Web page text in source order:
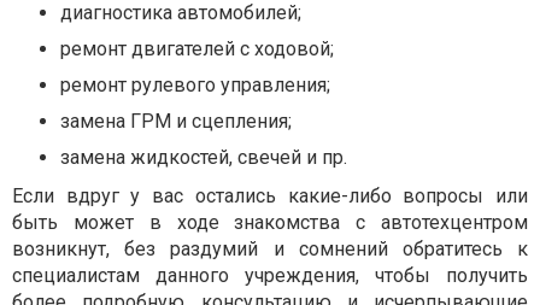
диагностика автомобилей;
ремонт двигателей с ходовой;
ремонт рулевого управления;
замена ГРМ и сцепления;
замена жидкостей, свечей и пр.
Если вдруг у вас остались какие-либо вопросы или
быть может в ходе знакомства с автотехцентром
возникнут, без раздумий и сомнений обратитесь к
специалистам данного учреждения, чтобы получить